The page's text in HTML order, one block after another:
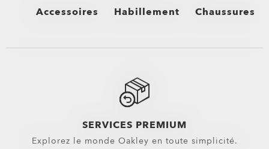
Accessoires Habillement Chaussures
Sacs & Valises
Trolleys
Boardshorts
Shorts Hybrides
Pantalons
SERVICES PREMIUM
Explorez le monde Oakley en toute simplicité.